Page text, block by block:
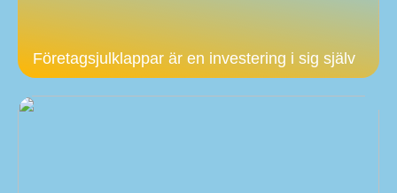
Företagsjulklappar är en investering i sig själv